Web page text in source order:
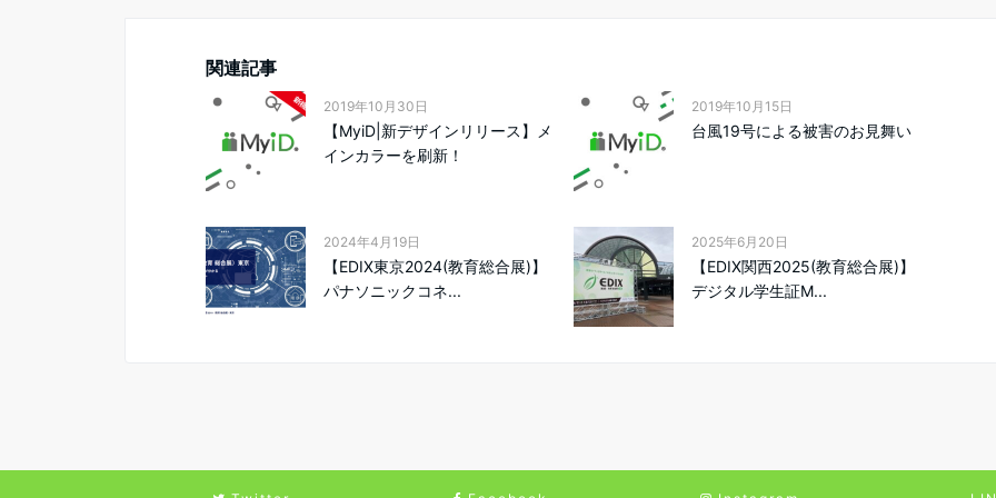
関連記事
2019年10月30日
【MyiD|新デザインリリース】メ
インカラーを刷新！
2019年10月15日
台風19号による被害のお見舞い
2024年4月19日
【EDIX東京2024(教育総合展)】
パナソニックコネ...
2025年6月20日
【EDIX関西2025(教育総合展)】
デジタル学生証M...